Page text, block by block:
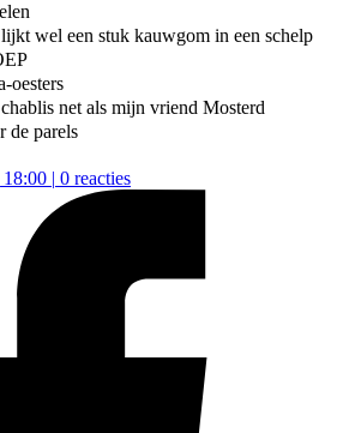
wel een stuk kauwgom in een schelp
oesters
net als mijn vriend Mosterd
de parels
18:00 | 0 reacties